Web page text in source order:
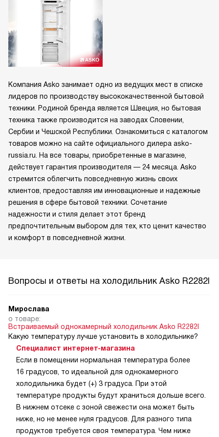
Компания Asko занимает одно из ведущих мест в списке
лидеров по производству высококачественной бытовой
техники. Родиной бренда является Швеция, но бытовая
техника также производится на заводах Словении,
Сербии и Чешской Республики. Ознакомиться с каталогом
товаров можно на сайте официального дилера asko-
russia.ru. На все товары, приобретенные в магазине,
действует гарантия производителя — 24 месяца. Asko
стремится облегчить повседневную жизнь своих
клиентов, предоставляя им инновационные и надежные
решения в сфере бытовой техники. Сочетание
надежности и стиля делает этот бренд
предпочтительным выбором для тех, кто ценит качество
и комфорт в повседневной жизни.
Вопросы и ответы на холодильник Asko R2282I
Мирослава
о товаре:
Встраиваемый однокамерный холодильник Asko R2282I
Какую температуру лучше установить в холодильнике?
Специалист интернет-магазина
Если в помещении нормальная температура более
16 градусов, то идеальной для однокамерного
холодильника будет (+) 3 градуса. При этой
температуре продукты будут храниться дольше всего.
В нижнем отсеке с зоной свежести она может быть
ниже, но не менее нуля градусов. Для разного типа
продуктов требуется своя температура. Чем ниже